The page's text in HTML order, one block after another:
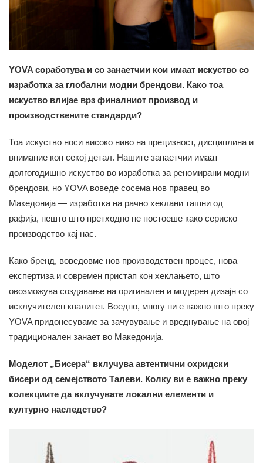
YOVA соработува и со занаетчии кои имаат искуство со
изработка за глобални модни брендови. Како тоа
искуство влијае врз финалниот производ и
производствените стандарди?
Тоа искуство носи високо ниво на прецизност, дисциплина и
внимание кон секој детал. Нашите занаетчии имаат
долгогодишно искуство во изработка за реномирани модни
брендови, но YOVA воведе сосема нов правец во
Македонија — изработка на рачно хеклани ташни од
рафија, нешто што претходно не постоеше како сериско
производство кај нас.
Како бренд, воведовме нов производствен процес, нова
експертиза и современ пристап кон хеклањето, што
овозможува создавање на оригинален и модерен дизајн со
исклучителен квалитет. Воедно, многу ни е важно што преку
YOVA придонесуваме за зачувување и вреднување на овој
традиционален занает во Македонија.
Моделот „Бисера“ вклучува автентични охридски
бисери од семејството Талеви. Колку ви е важно преку
колекциите да вклучувате локални елементи и
културно наследство?